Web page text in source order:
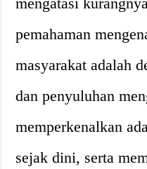
pemahaman
masyarakat adalah
dan penyuluhan
memperkenalkan
sejak dini, serta